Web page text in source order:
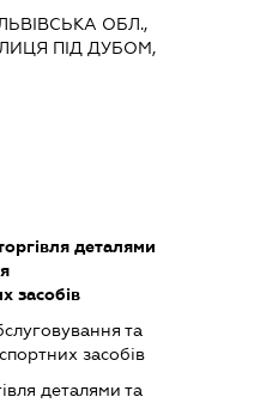
ОБЛ.,
ПІД ДУБОМ,
деталями
засобів
та
засобів
деталями та